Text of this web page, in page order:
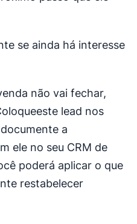
se ainda há interesse
não vai fechar,
lead nos
a
ele no seu CRM de
poderá aplicar o que
restabelecer